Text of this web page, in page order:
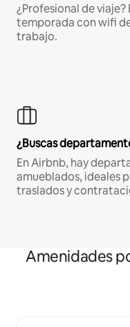
¿Profesional de
temporada con wifi
trabajo.
¿Buscas
En Airbnb, hay
amueblados, ideales
traslados y
Amenidades